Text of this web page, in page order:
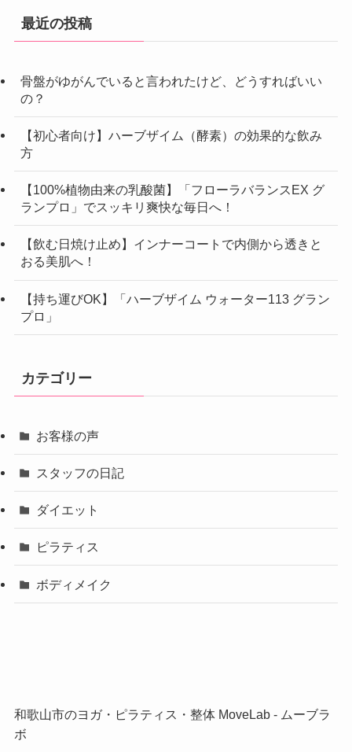
最近の投稿
骨盤がゆがんでいると言われたけど、どうすればいい
の？
【初心者向け】ハーブザイム（酵素）の効果的な飲み
方
【100%植物由来の乳酸菌】「フローラバランスEX グ
ランプロ」でスッキリ爽快な毎日へ！
【飲む日焼け止め】インナーコートで内側から透きと
おる美肌へ！
【持ち運びOK】「ハーブザイム ウォーター113 グラン
プロ」
カテゴリー
お客様の声
スタッフの日記
ダイエット
ピラティス
ボディメイク
和歌山市のヨガ・ピラティス・整体 MoveLab ‐ ムーブラ
ボ